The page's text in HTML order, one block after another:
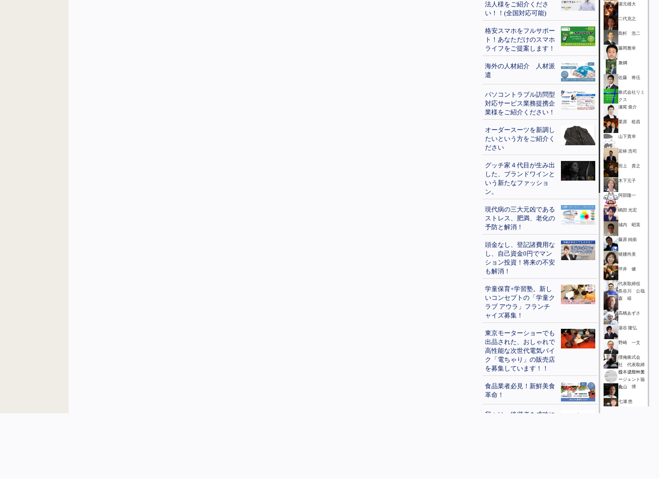
法人様をご紹介くださ
い！！(全国対応可能)
格安スマホをフルサポー
ト！あなただけのスマホ
ライフをご提案します！
海外の人材紹介 人材派
遣
パソコントラブル訪問型
対応サービス業務提携企
業様をご紹介ください！
オーダースーツを新調し
たいという方をご紹介く
ださい
グッチ家４代目が生み出
した、ブランドワインと
いう新たなファッショ
ン。
現代病の三大元凶である
ストレス、肥満、老化の
予防と解消！
頭金なし、登記諸費用な
し、自己資金0円でマン
ション投資！将来の不安
も解消！
学童保育+学習塾。新し
いコンセプトの「学童ク
ラブ アウラ」フランチ
ャイズ募集！
東京モーターショーでも
出品された、おしゃれで
高性能な次世代電気バイ
ク「電ちゃり」の販売店
を募集しています！！
食品業者必見！新鮮美食
革命！
我々は、後継者を成功に
湯元雄大
二代克之
島軒 浩二
藤岡雅幸
兼綱
佐藤 将伍
株式会社リミ
クス
瀬尾 俊介
栗原 稔昌
山下貴幸
若林 浩司
田上 貴之
木下元子
阿部隆一
嶋田 光宏
城内 昭英
藤原 純衛
猪腰尚美
坪井 健
代表取締役
長谷川 公哉
森 靖
高橋あずさ
湯谷 隆弘
野崎 一文
僕俺株式会
社 代表取締
役 成田幹男
日本フリーエ
ージェント協
会
丸山 博
七瀬 悠